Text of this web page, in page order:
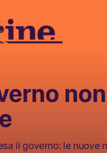
il governo: le nuove